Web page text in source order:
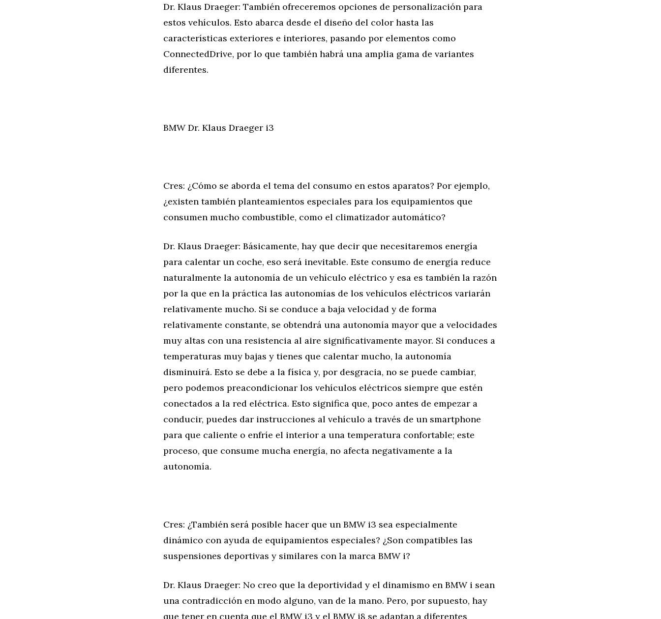
Dr. Klaus Draeger: También ofreceremos opciones de personalización para
estos vehículos. Esto abarca desde el diseño del color hasta las
características exteriores e interiores, pasando por elementos como
ConnectedDrive, por lo que también habrá una amplia gama de variantes
diferentes.
BMW Dr. Klaus Draeger i3
Cres: ¿Cómo se aborda el tema del consumo en estos aparatos? Por ejemplo,
¿existen también planteamientos especiales para los equipamientos que
consumen mucho combustible, como el climatizador automático?
Dr. Klaus Draeger: Básicamente, hay que decir que necesitaremos energía
para calentar un coche, eso será inevitable. Este consumo de energía reduce
naturalmente la autonomía de un vehículo eléctrico y esa es también la razón
por la que en la práctica las autonomías de los vehículos eléctricos variarán
relativamente mucho. Si se conduce a baja velocidad y de forma
relativamente constante, se obtendrá una autonomía mayor que a velocidades
muy altas con una resistencia al aire significativamente mayor. Si conduces a
temperaturas muy bajas y tienes que calentar mucho, la autonomía
disminuirá. Esto se debe a la física y, por desgracia, no se puede cambiar,
pero podemos preacondicionar los vehículos eléctricos siempre que estén
conectados a la red eléctrica. Esto significa que, poco antes de empezar a
conducir, puedes dar instrucciones al vehículo a través de un smartphone
para que caliente o enfríe el interior a una temperatura confortable; este
proceso, que consume mucha energía, no afecta negativamente a la
autonomía.
Cres: ¿También será posible hacer que un BMW i3 sea especialmente
dinámico con ayuda de equipamientos especiales? ¿Son compatibles las
suspensiones deportivas y similares con la marca BMW i?
Dr. Klaus Draeger: No creo que la deportividad y el dinamismo en BMW i sean
una contradicción en modo alguno, van de la mano. Pero, por supuesto, hay
que tener en cuenta que el BMW i3 y el BMW i8 se adaptan a diferentes